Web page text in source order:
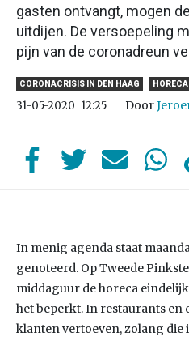
gasten ontvangt, mogen
uitdijen. De versoepeling
pijn van de coronadreun
CORONACRISIS IN DEN HAAG HORECA
31-05-2020 12:25 Door
In menig agenda staat
genoteerd. Op Tweede
middaguur de horeca
het beperkt. In restaurants
klanten vertoeven, zolang die